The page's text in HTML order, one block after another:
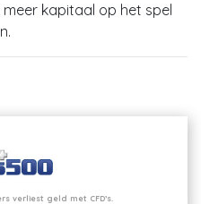
kapitaal op het spel
verliest geld met CFD’s.